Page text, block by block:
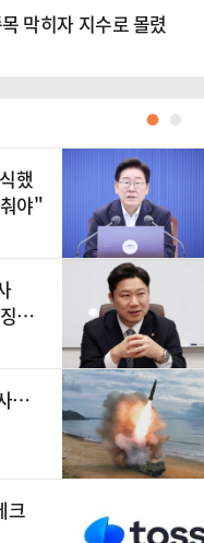
막히자 지수로 몰렸
●
했
야"
계
…
크